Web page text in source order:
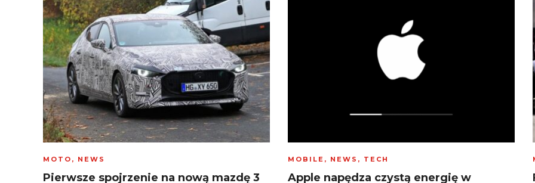
MOTO , NEWS
Pierwsze spojrzenie na nową mazdę 3
MOBILE , NEWS , TECH
Apple napędza czystą energię w